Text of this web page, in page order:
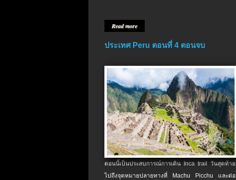
Read more
ประเทศ Peru ตอนที่ 4 ตอนจบ
ตอนนี้เป็นประสบการณ์การเดิน Inca trail วันสุดท้าย
ไปถึงจุดหมายปลายทางที่ Machu Picchu และต่อ